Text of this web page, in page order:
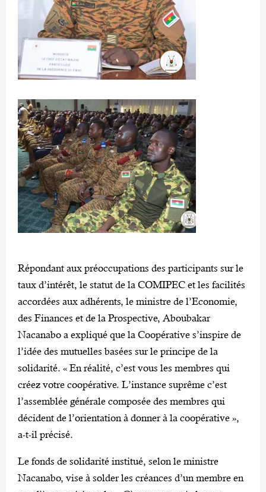
Répondant aux préoccupations des participants sur le
taux d’intérêt, le statut de la COMIPEC et les facilités
accordées aux adhérents, le ministre de l’Economie,
des Finances et de la Prospective, Aboubakar
Nacanabo a expliqué que la Coopérative s’inspire de
l’idée des mutuelles basées sur le principe de la
solidarité. « En réalité, c’est vous les membres qui
créez votre coopérative. L’instance suprême c’est
l’assemblée générale composée des membres qui
décident de l’orientation à donner à la coopérative »,
a-t-il précisé.
Le fonds de solidarité institué, selon le ministre
Nacanabo, vise à solder les créances d’un membre en